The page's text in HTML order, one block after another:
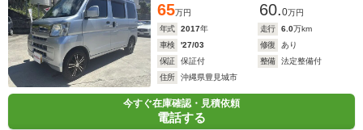
65万円 60.0万円
年式
2017年 走行 6.0万km
車検
'27/03 修復
あり
保証
保証付 整備
法定整備付
住所
沖縄県豊見城市
今すぐ在庫確認・見積依頼
電話する